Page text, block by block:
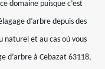
domaine puisque c’est
d’arbre depuis des
naturel et au cas où vous
d’arbre à Cebazat 63118,